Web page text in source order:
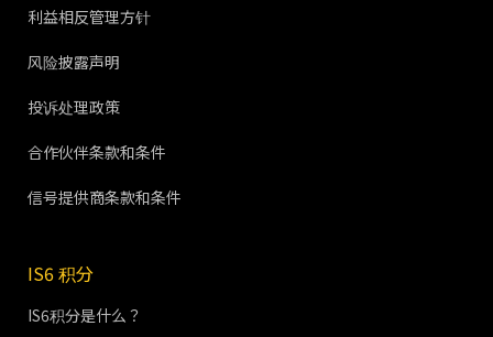
利益相反管理方针
风险披露声明
投诉处理政策
合作伙伴条款和条件
信号提供商条款和条件
IS6 积分
IS6积分是什么？